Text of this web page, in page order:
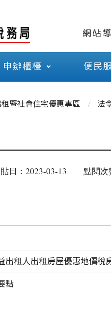
網站
申辦櫃檯 便民
暨社會住宅優惠專區 法
日：2023-03-13 點閱次
出租人出租房屋優惠地價稅
點